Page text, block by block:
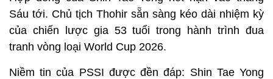
Sáu tới. Chủ tịch Thohir sẵn sàng kéo dài nhiệm kỳ
của chiến lược gia 53 tuổi trong hành trình đua
tranh vòng loại World Cup 2026.
Niềm tin của PSSI được đền đáp: Shin Tae Yong